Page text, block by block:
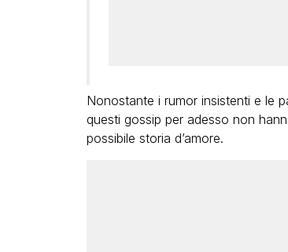
Nonostante i rumor insistenti e le
questi gossip per adesso non
possibile storia d’amore.